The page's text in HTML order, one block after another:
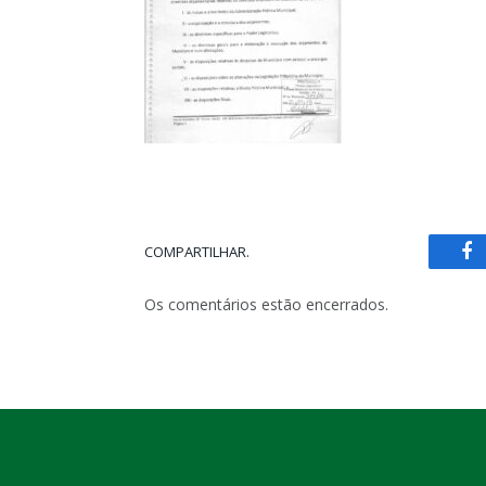
COMPARTILHAR.
Os comentários estão encerrados.